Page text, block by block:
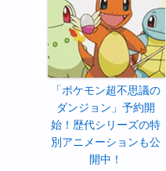
「ポケモン超不思議の
ダンジョン」予約開
始！歴代シリーズの特
別アニメーションも公
開中！